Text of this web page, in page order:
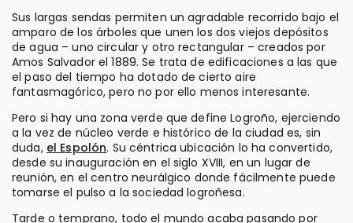
Sus largas sendas permiten un agradable recorrido bajo el
amparo de los árboles que unen los dos viejos depósitos
de agua – uno circular y otro rectangular – creados por
Amos Salvador el 1889. Se trata de edificaciones a las que
el paso del tiempo ha dotado de cierto aire
fantasmagórico, pero no por ello menos interesante.
Pero si hay una zona verde que define Logroño, ejerciendo
a la vez de núcleo verde e histórico de la ciudad es, sin
duda, el Espolón. Su céntrica ubicación lo ha convertido,
desde su inauguración en el siglo XVIII, en un lugar de
reunión, en el centro neurálgico donde fácilmente puede
tomarse el pulso a la sociedad logroñesa.
Tarde o temprano, todo el mundo acaba pasando por